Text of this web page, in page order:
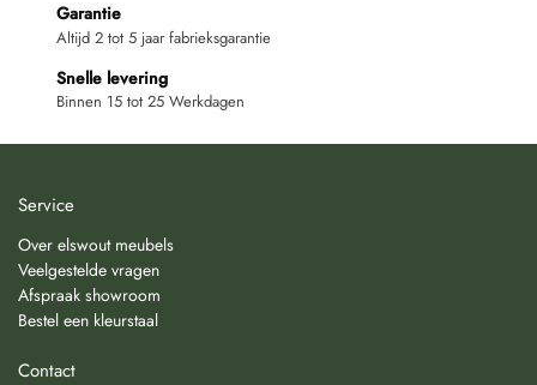
Garantie
Altijd 2 tot 5 jaar fabrieksgarantie
Snelle levering
Binnen 15 tot 25 Werkdagen
Service
Over elswout meubels
Veelgestelde vragen
Afspraak showroom
Bestel een kleurstaal
Contact